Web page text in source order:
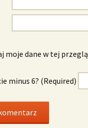
moje dane w tej
minus 6? (Required)